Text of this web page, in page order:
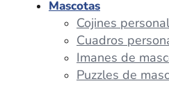
Mascotas
Cojines
Cuadros
Imanes de
Puzzles de